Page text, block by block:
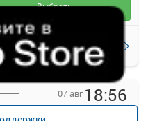
о маршруте
Выбрать
07 авг 18:56